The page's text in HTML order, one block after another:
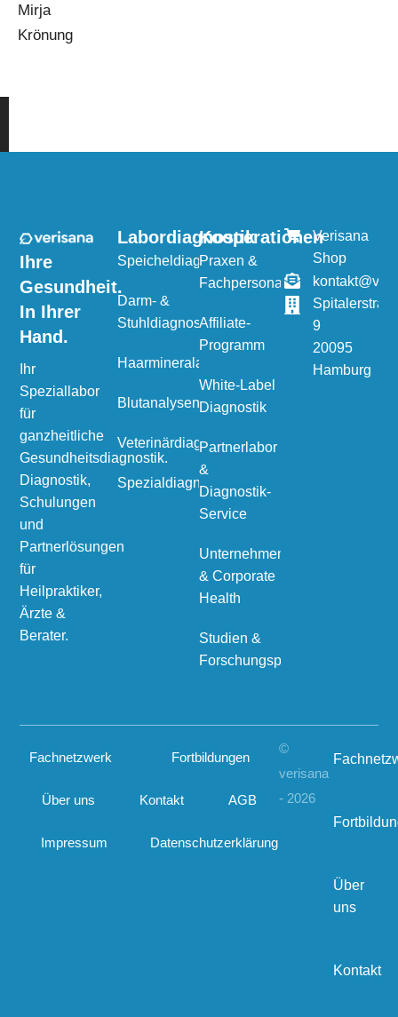
Mirja
Krönung
Ihre
Gesundheit.
In Ihrer
Hand.
Ihr
Speziallabor
für
ganzheitliche
Gesundheitsdiagnostik.
Diagnostik,
Schulungen
und
Partnerlösungen
für
Heilpraktiker,
Ärzte &
Berater.
Labordiagnostik
Speicheldiagnostik
Darm- &
Stuhldiagnostik
Haarmineralanalyse
Blutanalysen
Veterinärdiagnostik
Spezialdiagnostik
Kooperationen
Praxen &
Fachpersonal
Affiliate-
Programm
White-Label
Diagnostik
Partnerlabor
&
Diagnostik-
Service
Unternehmen
& Corporate
Health
Studien &
Forschungsprojekte
Verisana
Shop
9
20095
Hamburg
Fachnetzwerk Fortbildungen
Über uns Kontakt AGB
Impressum Datenschutzerklärung
©
verisana
- 2026
Über
uns
Kontakt